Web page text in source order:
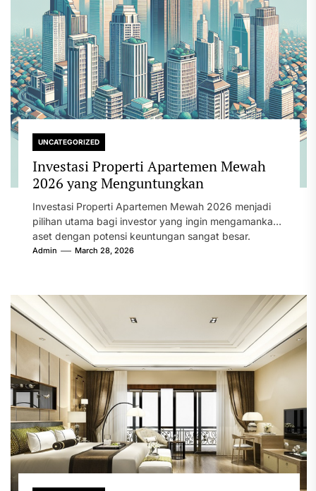
UNCATEGORIZED
Investasi Properti Apartemen Mewah
2026 yang Menguntungkan
Investasi Properti Apartemen Mewah 2026 menjadi
pilihan utama bagi investor yang ingin mengamankan
aset dengan potensi keuntungan sangat besar.
Dinamika...
Admin March 28, 2026